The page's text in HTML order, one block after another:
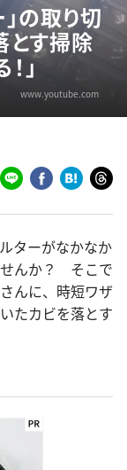
の取り切
す掃除
」
www.youtube.com
ターがなかなか
せんか？ そこで
んに、時短ワザ
たカビを落とす